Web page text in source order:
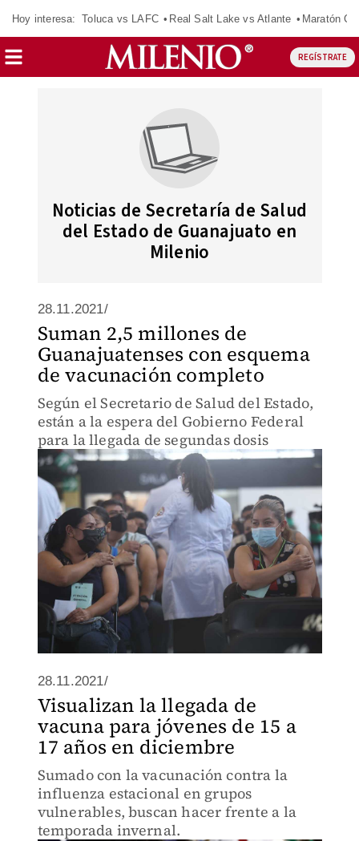
Hoy interesa: Toluca vs LAFC Real Salt Lake vs Atlante Maratón
REGÍSTRATE
Noticias de Secretaría de Salud
del Estado de Guanajuato en
Milenio
28.11.2021/
Suman 2,5 millones de
Guanajuatenses con esquema
de vacunación completo
Según el Secretario de Salud del Estado,
están a la espera del Gobierno Federal
para la llegada de segundas dosis
28.11.2021/
Visualizan la llegada de
vacuna para jóvenes de 15 a
17 años en diciembre
Sumado con la vacunación contra la
influenza estacional en grupos
vulnerables, buscan hacer frente a la
temporada invernal.